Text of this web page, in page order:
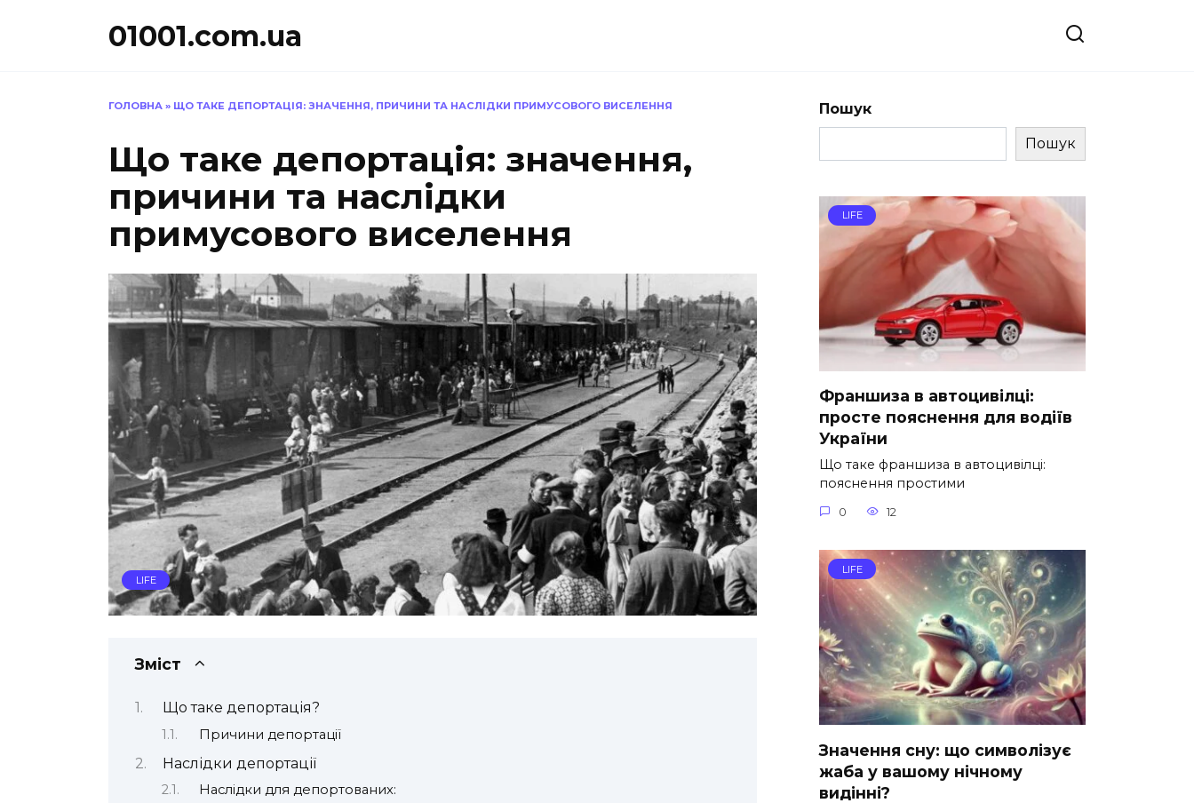
01001.com.ua
ГОЛОВНА » ЩО ТАКЕ ДЕПОРТАЦІЯ: ЗНАЧЕННЯ, ПРИЧИНИ ТА НАСЛІДКИ ПРИМУСОВОГО ВИСЕЛЕННЯ
Що таке депортація: значення,
причини та наслідки
примусового виселення
LIFE
Зміст
Що таке депортація?
Причини депортації
Наслідки депортації
Наслідки для депортованих:
Пошук
Пошук
LIFE
Франшиза в автоцивілці:
просте пояснення для водіїв
України
Що таке франшиза в автоцивілці:
пояснення простими
0 12
LIFE
Значення сну: що символізує
жаба у вашому нічному
видінні?